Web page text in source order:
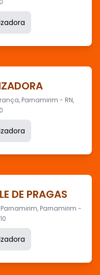
Parnamirim - RN,
DE PRAGAS
Parnamirim -